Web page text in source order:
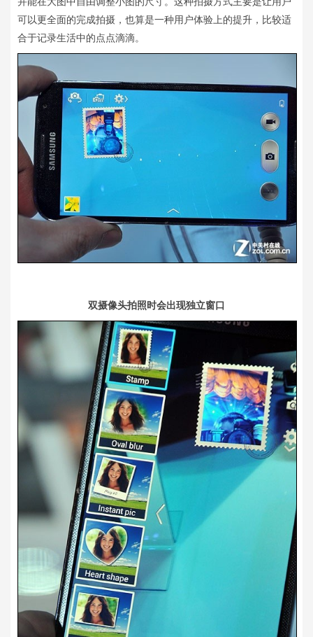
可以更全面的完成拍摄，也算是一种用户体验上的提升，比较适
合于记录生活中的点点滴滴。
双摄像头拍照时会出现独立窗口